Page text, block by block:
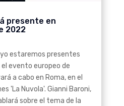
presente en
2022
estaremos presentes
evento europeo de
a cabo en Roma, en el
'La Nuvola'. Gianni Baroni,
sobre el tema de la